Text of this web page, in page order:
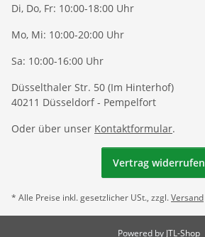
Di, Do, Fr: 10:00-18:00 Uhr
Mo, Mi: 10:00-20:00 Uhr
Sa: 10:00-16:00 Uhr
Düsselthaler Str. 50 (Im Hinterhof)
40211 Düsseldorf - Pempelfort
Oder über unser Kontaktformular.
Vertrag widerrufen
* Alle Preise inkl. gesetzlicher USt., zzgl.Versand
Powered by JTL-Shop